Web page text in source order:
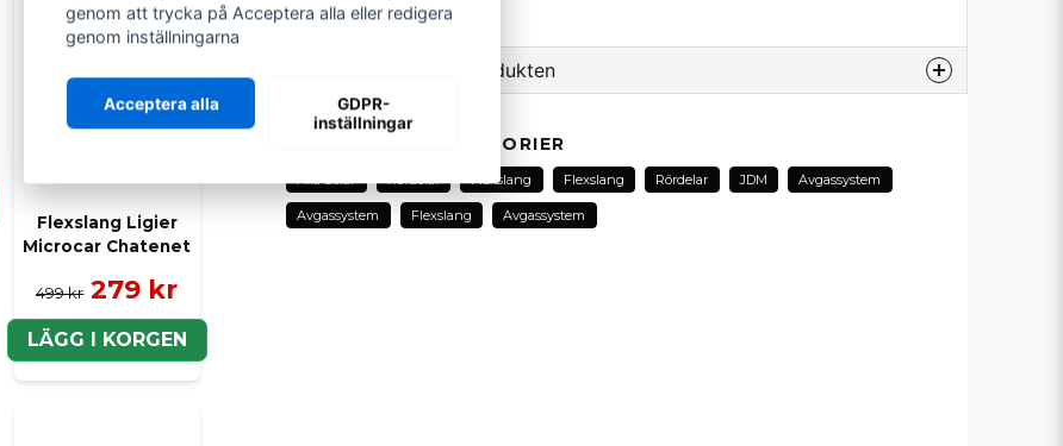
Flexslang Ligier
Microcar Chatenet
499 kr 279 kr
LÄGG I KORGEN
OEM : 101012
Ställ en fråga om produkten
question
Fråga oss om denna produkt...
RELATERADE KATEGORIER
Alla delar Rördelar Flexslang Flexslang Rördelar JDM Avgassystem
Avgassystem Flexslang Avgassystem
genom att trycka på Acceptera alla eller redigera
genom inställningarna
Acceptera alla
GDPR-
inställningar